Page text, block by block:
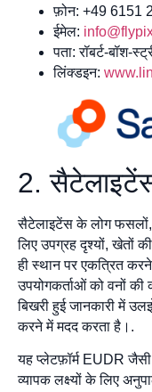
फ़ोन: +49 6151
ईमेल:
पता: रॉबर्ट-बॉश-
लिंक्डइन:
2.
सैटेलाइटेंस के लोग फसलों,
लिए उपग्रह दृश्यों, खेतों
ही स्थान पर एकत्रित
उपयोगकर्ताओं को वनों
बिखरी हुई जानकारी में
करने में मदद करता है।.
यह प्लेटफ़ॉर्म EUDR
व्यापक लक्ष्यों के लिए